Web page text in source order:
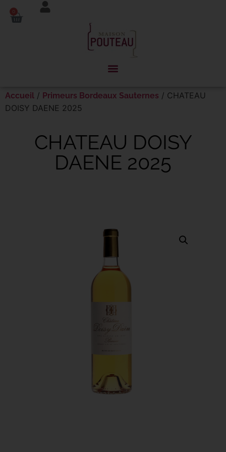
0
Accueil / Primeurs Bordeaux Sauternes / CHATEAU
DOISY DAENE 2025
CHATEAU DOISY
DAENE 2025
Panneau de gestion des cookies